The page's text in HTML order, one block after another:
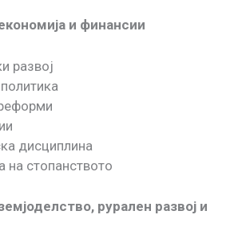
и финансии
развој
дисциплина
на стопанството
рурален развој и